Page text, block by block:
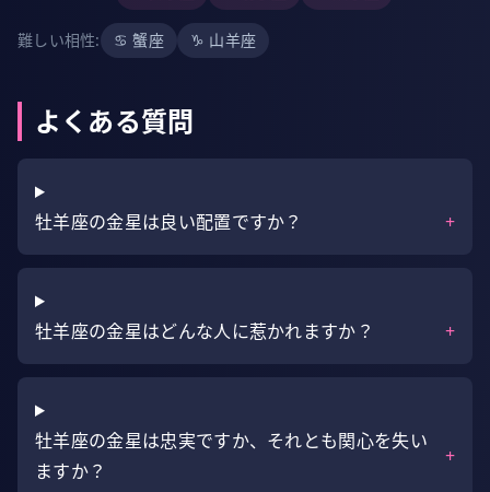
難しい相性: ♋ 蟹座 ♑ 山羊座
よくある質問
牡羊座の金星は良い配置ですか？ +
牡羊座の金星はどんな人に惹かれますか？ +
牡羊座の金星は忠実ですか、それとも関心を失い
ますか？
+